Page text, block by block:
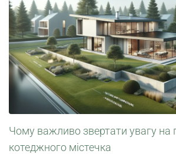
Чому важливо звертати увагу на
котеджного містечка